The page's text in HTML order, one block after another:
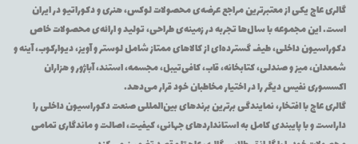
گالری عاج یکی از معتبرترین مراجع عرضه‌ی محصولات لوکس، هنری و دکوراتیو در ایران
است. این مجموعه با سال‌ها تجربه در زمینه‌ی طراحی، تولید و ارائه‌ی محصولات خاص
دکوراسیون داخلی، طیف گسترده‌ای از کالاهای ممتاز شامل لوستر و آویز، دیوارکوب، آینه و
شمعدان، میز و صندلی، کتابخانه، قاب، کافی‌تیبل، مجسمه، استند، آباژور و هزاران
اکسسوری نفیس دیگر را در اختیار مخاطبان خود قرار می‌دهد.
گالری عاج با افتخار، نمایندگی برترین برندهای بین‌المللی صنعت دکوراسیون داخلی را
داراست و با پایبندی کامل به استانداردهای جهانی، کیفیت، اصالت و ماندگاری تمامی